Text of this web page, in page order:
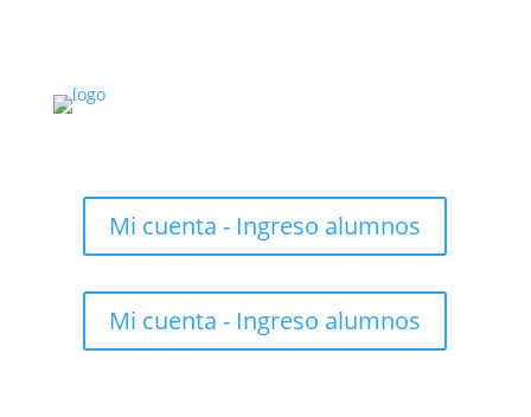
Mi cuenta - Ingreso alumnos
Mi cuenta - Ingreso alumnos